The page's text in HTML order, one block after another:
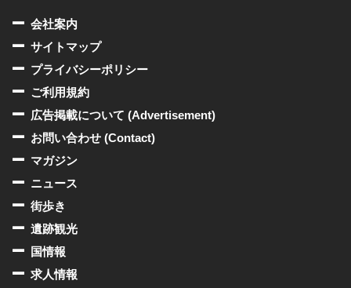
会社案内
サイトマップ
プライバシーポリシー
ご利用規約
広告掲載について (Advertisement)
お問い合わせ (Contact)
マガジン
ニュース
街歩き
遺跡観光
国情報
求人情報